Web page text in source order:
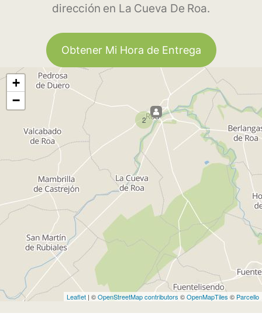
dirección en La Cueva De Roa.
Obtener Mi Hora de Entrega
2
+
−
Leaflet | ©OpenStreetMap contributors ©OpenMapTiles © Parcello